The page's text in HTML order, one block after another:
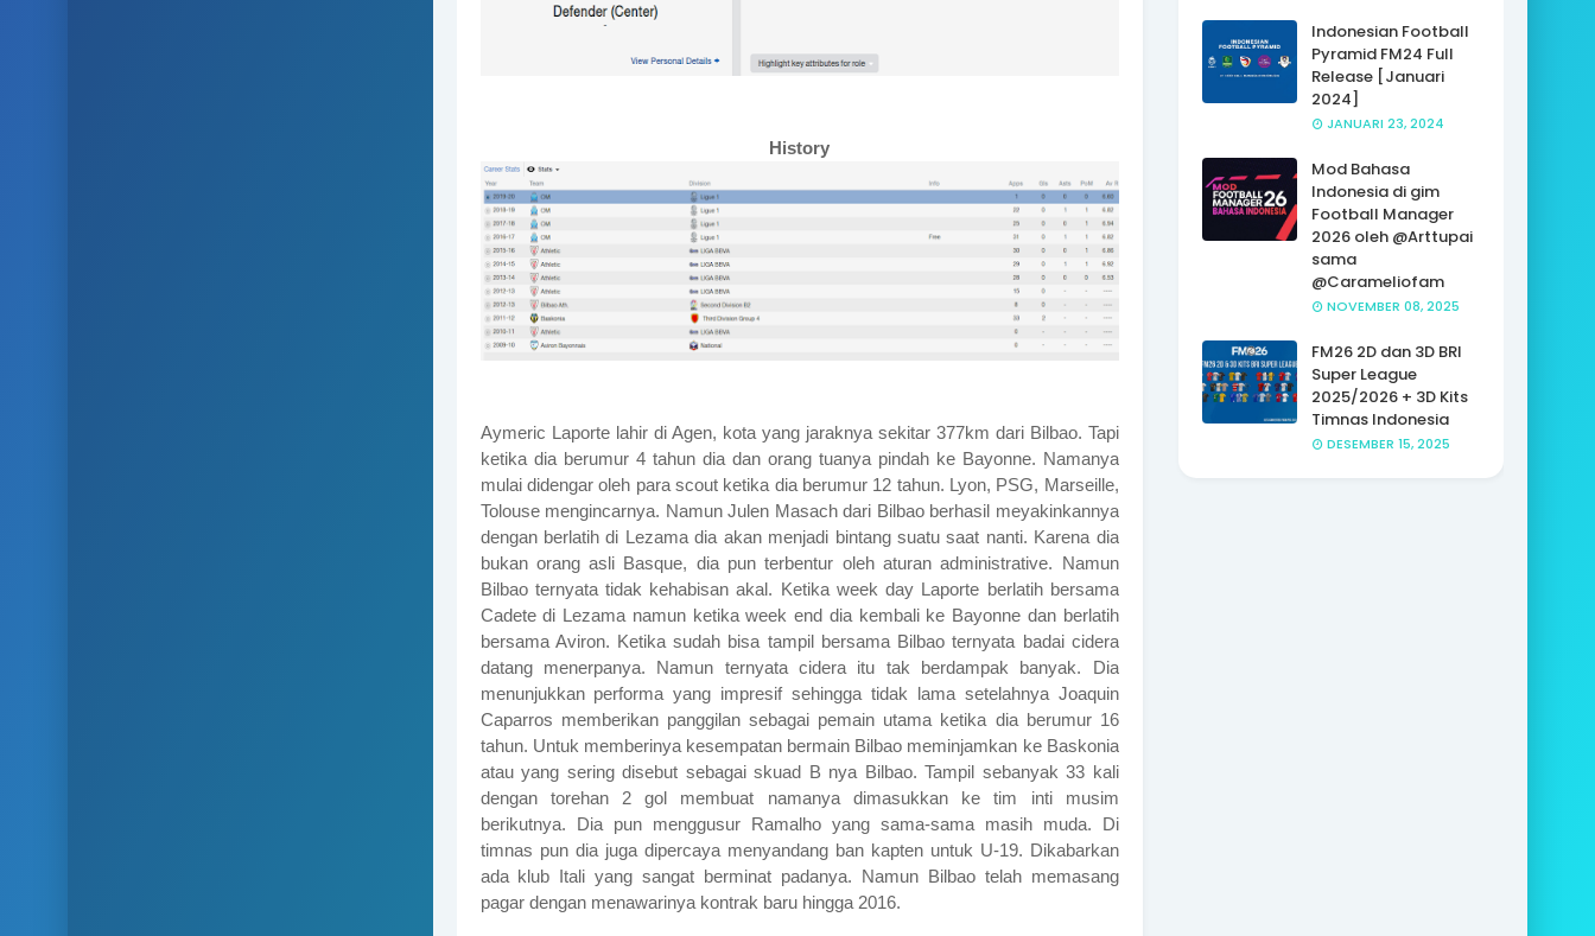
History
Aymeric Laporte lahir di Agen, kota yang jaraknya sekitar 377km dari Bilbao. Tapi
ketika dia berumur 4 tahun dia dan orang tuanya pindah ke Bayonne. Namanya
mulai didengar oleh para scout ketika dia berumur 12 tahun. Lyon, PSG, Marseille,
Tolouse mengincarnya. Namun Julen Masach dari Bilbao berhasil meyakinkannya
dengan berlatih di Lezama dia akan menjadi bintang suatu saat nanti. Karena dia
bukan orang asli Basque, dia pun terbentur oleh aturan administrative. Namun
Bilbao ternyata tidak kehabisan akal. Ketika week day Laporte berlatih bersama
Cadete di Lezama namun ketika week end dia kembali ke Bayonne dan berlatih
bersama Aviron. Ketika sudah bisa tampil bersama Bilbao ternyata badai cidera
datang menerpanya. Namun ternyata cidera itu tak berdampak banyak. Dia
menunjukkan performa yang impresif sehingga tidak lama setelahnya Joaquin
Caparros memberikan panggilan sebagai pemain utama ketika dia berumur 16
tahun. Untuk memberinya kesempatan bermain Bilbao meminjamkan ke Baskonia
atau yang sering disebut sebagai skuad B nya Bilbao. Tampil sebanyak 33 kali
dengan torehan 2 gol membuat namanya dimasukkan ke tim inti musim
berikutnya. Dia pun menggusur Ramalho yang sama-sama masih muda. Di
timnas pun dia juga dipercaya menyandang ban kapten untuk U-19. Dikabarkan
ada klub Itali yang sangat berminat padanya. Namun Bilbao telah memasang
pagar dengan menawarinya kontrak baru hingga 2016.
Indonesian Football
Pyramid FM24 Full
Release [Januari
2024]
JANUARI 23, 2024
Mod Bahasa
Indonesia di gim
Football Manager
2026 oleh @Arttupai
sama
@Carameliofam
NOVEMBER 08, 2025
FM26 2D dan 3D BRI
Super League
2025/2026 + 3D Kits
Timnas Indonesia
DESEMBER 15, 2025